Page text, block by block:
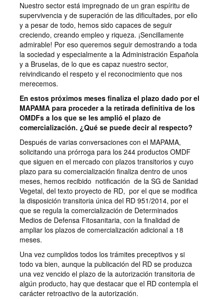
Nuestro sector está impregnado de un gran espíritu de
supervivencia y de superación de las dificultades, por ello
y a pesar de todo, hemos sido capaces de seguir
creciendo, creando empleo y riqueza. ¡Sencillamente
admirable! Por eso queremos seguir demostrando a toda
la sociedad y especialmente a la Administración Española
y a Bruselas, de lo que es capaz nuestro sector,
reivindicando el respeto y el reconocimiento que nos
merecemos.
En estos próximos meses finaliza el plazo dado por el
MAPAMA para proceder a la retirada definitiva de los
OMDFs a los que se les amplió el plazo de
comercialización. ¿Qué se puede decir al respecto?
Después de varias conversaciones con el MAPAMA,
solicitando una prórroga para los 244 productos OMDF
que siguen en el mercado con plazos transitorios y cuyo
plazo para su comercialización finaliza dentro de unos
meses, hemos recibido notificación de la SG de Sanidad
Vegetal, del texto proyecto de RD, por el que se modifica
la disposición transitoria única del RD 951/2014, por el
que se regula la comercialización de Determinados
Medios de Defensa Fitosanitaria, con la finalidad de
ampliar los plazos de comercialización adicional a 18
meses.
Una vez cumplidos todos los trámites preceptivos y si
todo va bien, aunque la publicación del RD se produzca
una vez vencido el plazo de la autorización transitoria de
algún producto, hay que destacar que el RD contempla el
carácter retroactivo de la autorización.